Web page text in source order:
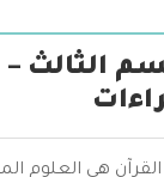
الثالث
هي العلوم